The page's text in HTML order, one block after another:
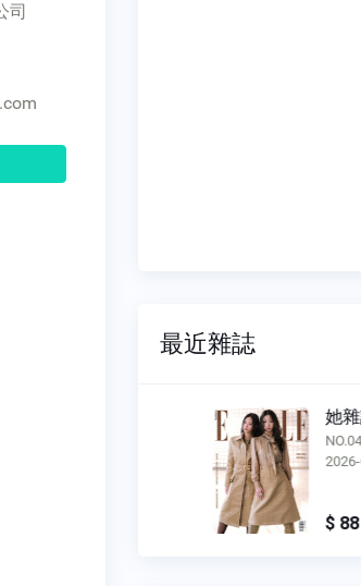
司
最近雜誌
她雜誌
NO.0413
2026-02-01
$ 88 元